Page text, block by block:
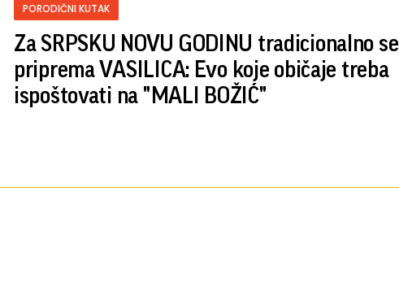
PORODIČNI KUTAK
Za SRPSKU NOVU GODINU tradicionalno se
priprema VASILICA: Evo koje običaje treba
ispoštovati na "MALI BOŽIĆ"